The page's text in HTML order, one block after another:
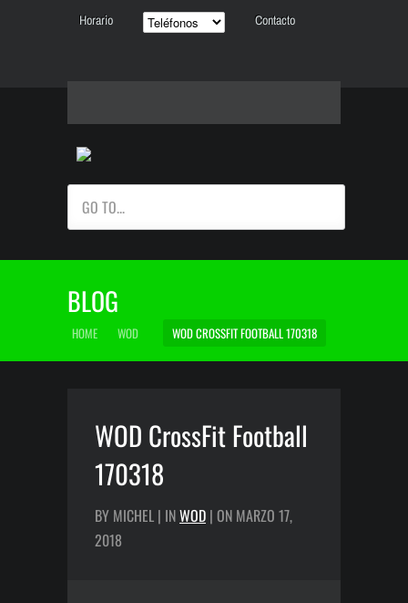
Horario Contacto
GO TO...
BLOG
HOME WOD WOD CROSSFIT FOOTBALL 170318
WOD CrossFit Football
170318
BY MICHEL | INWOD | ON MARZO 17,
2018